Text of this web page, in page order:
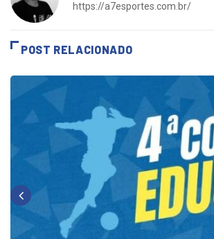
https://a7esportes.com.br/
POST RELACIONADO